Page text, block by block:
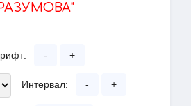
- +
Интервал: - +